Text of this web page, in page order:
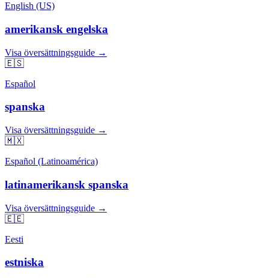
English (US)
amerikansk engelska
Visa översättningsguide →
🇪🇸
Español
spanska
Visa översättningsguide →
🇲🇽
Español (Latinoamérica)
latinamerikansk spanska
Visa översättningsguide →
🇪🇪
Eesti
estniska